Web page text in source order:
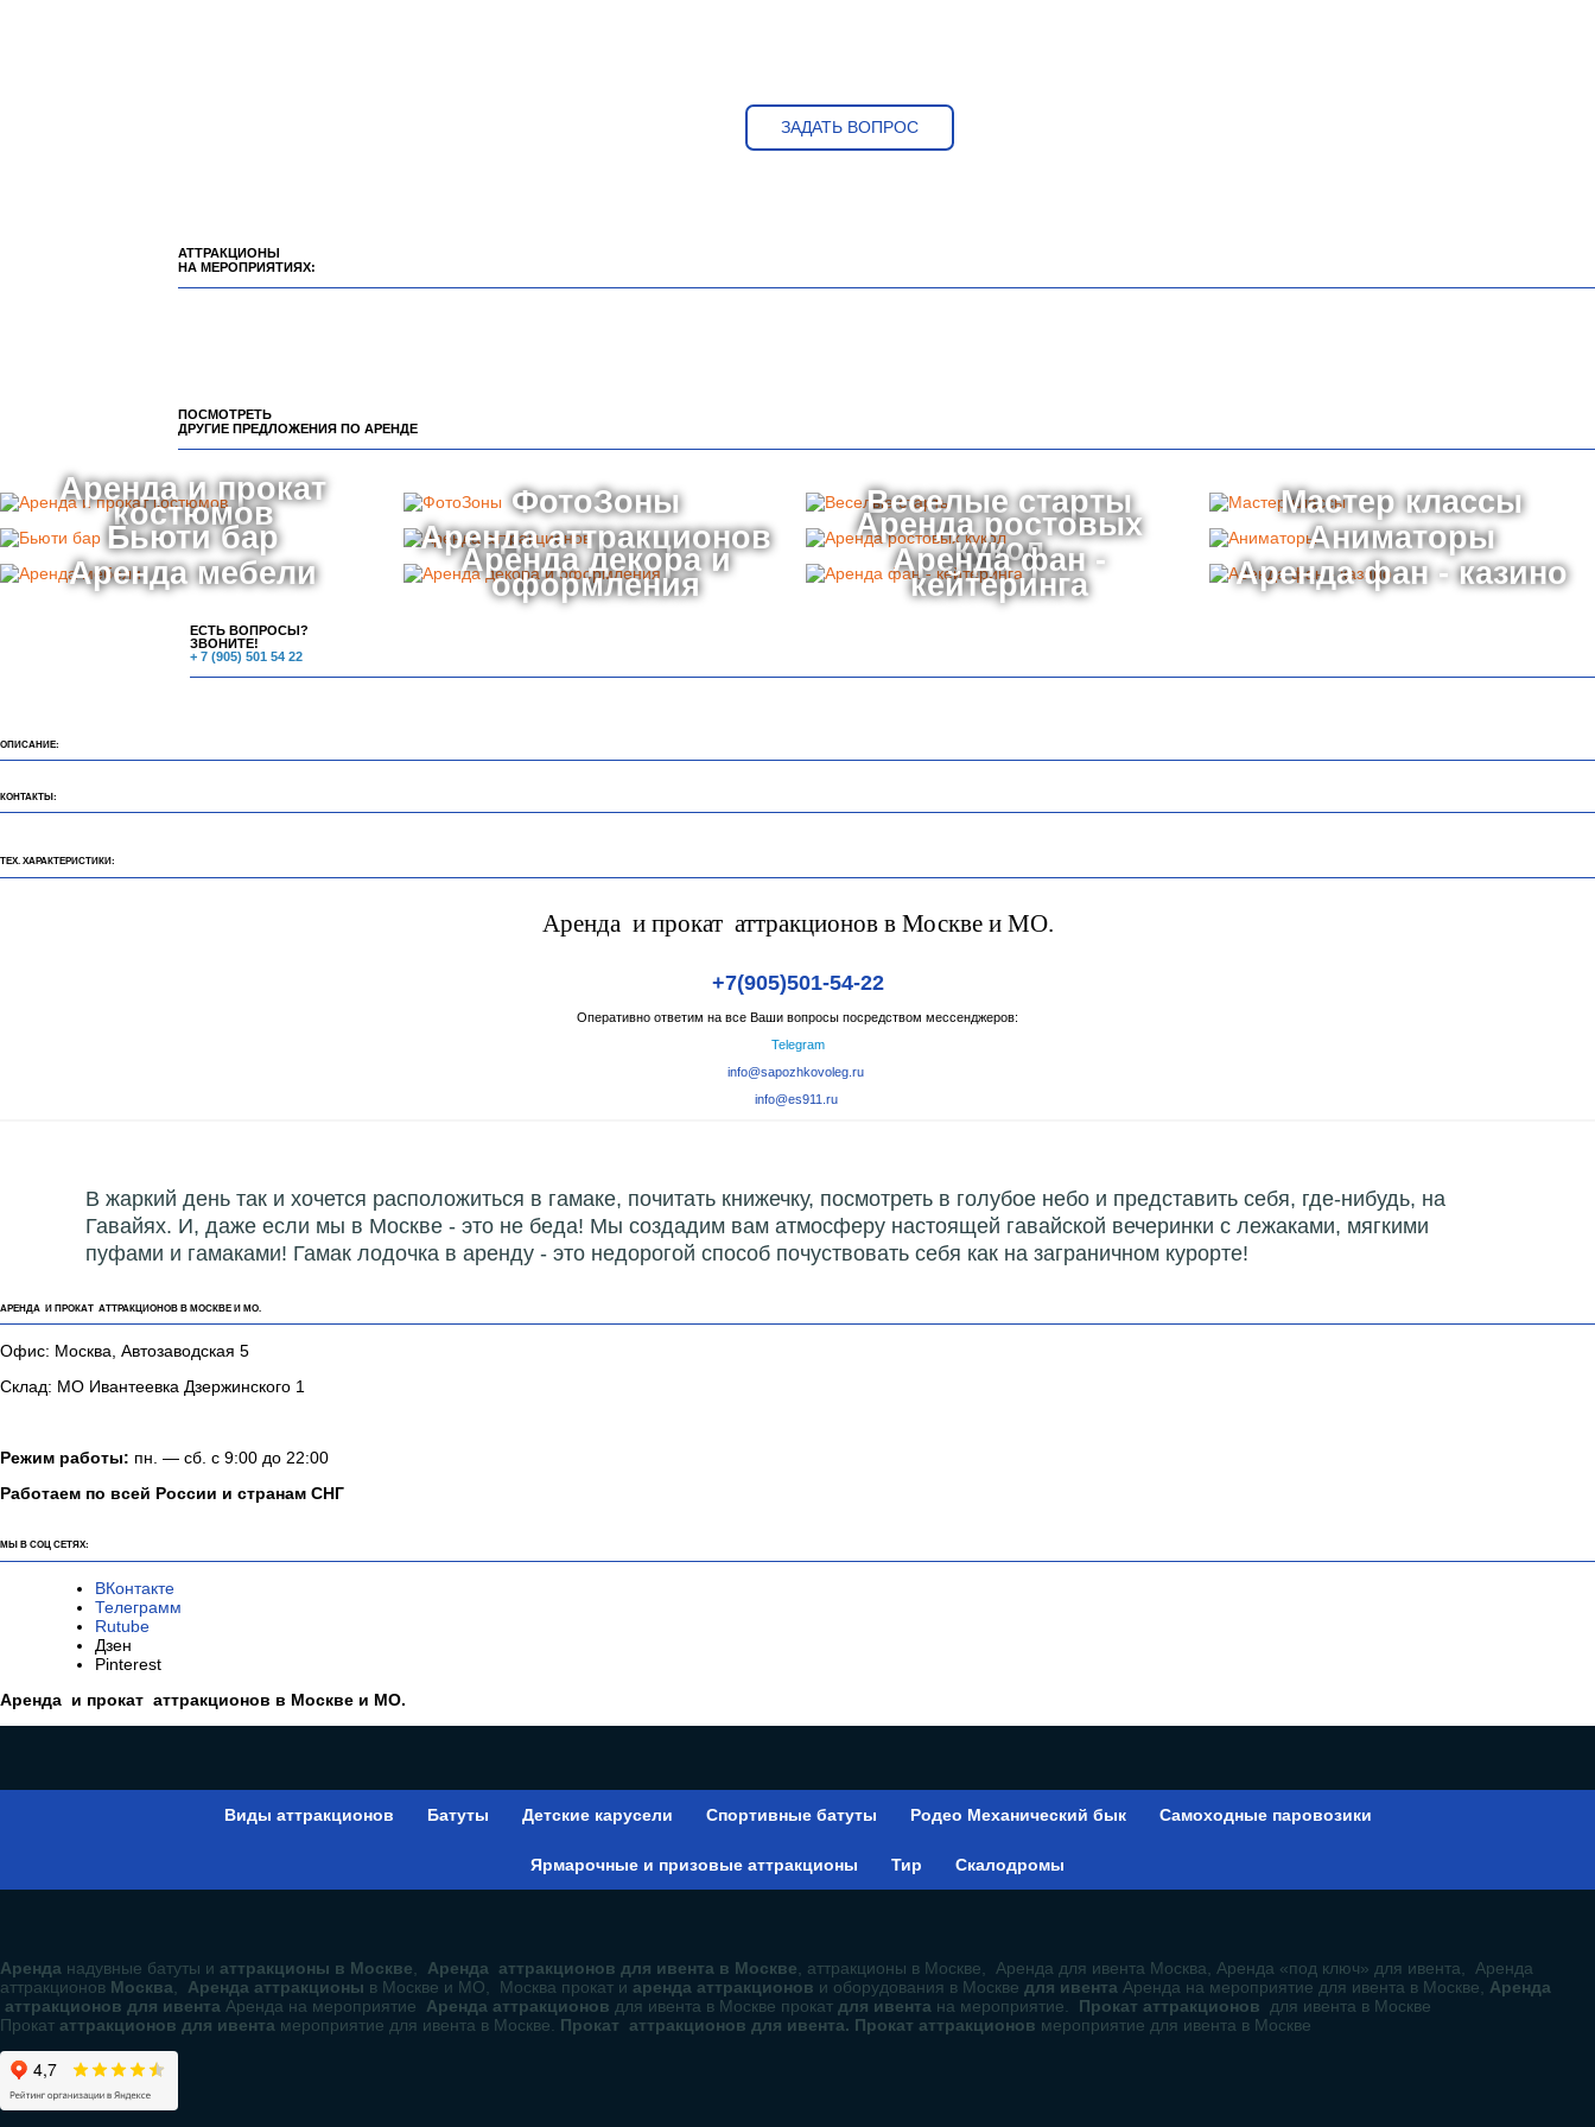
ЗАДАТЬ ВОПРОС
АТТРАКЦИОНЫ
НА МЕРОПРИЯТИЯХ:
ПОСМОТРЕТЬ
ДРУГИЕ ПРЕДЛОЖЕНИЯ ПО АРЕНДЕ
Аренда и прокат
костюмов ФотоЗоны Веселые старты
Мастер классы
Бьюти бар
Аренда аттракционов Аренда ростовых
кукол
Аниматоры
Аренда мебели
Аренда декора и
оформления
Аренда фан -
кейтеринга Аренда фан - казино
ЕСТЬ ВОПРОСЫ?
ЗВОНИТЕ!
+ 7 (905) 501 54 22
ОПИСАНИЕ:
КОНТАКТЫ:
ТЕХ. ХАРАКТЕРИСТИКИ:
Аренда и прокат аттракционов в Москве и МО.
+7(905)501-54-22
Оперативно ответим на все Ваши вопросы посредством мессенджеров:
Telegram
info@sapozhkovoleg.ru
info@es911.ru
В жаркий день так и хочется расположиться в гамаке, почитать книжечку, посмотреть в голубое небо и представить себя, где-нибудь, на
Гавайях. И, даже если мы в Москве - это не беда! Мы создадим вам атмосферу настоящей гавайской вечеринки с лежаками, мягкими
пуфами и гамаками! Гамак лодочка в аренду - это недорогой способ почуствовать себя как на заграничном курорте!
АРЕНДА И ПРОКАТ АТТРАКЦИОНОВ В МОСКВЕ И МО.
Офис: Москва, Автозаводская 5
Склад: МО Ивантеевка Дзержинского 1
Режим работы: пн. — сб. с 9:00 до 22:00
Работаем по всей России и странам СНГ
МЫ В СОЦ СЕТЯХ:
ВКонтакте
Телеграмм
Rutube
Дзен
Pinterest
Аренда и прокат аттракционов в Москве и МО.
Виды аттракционов Батуты Детские карусели Спортивные батуты Родео Механический бык Самоходные паровозики
Ярмарочные и призовые аттракционы Тир Скалодромы
Аренда надувные батуты и аттракционы в Москве Аренда аттракционов для ивента в Москве , аттракционы в Москве, Аренда для ивента Москва, Аренда «под ключ» для ивента, Аренда
аттракционов Москва Аренда аттракционы в Москве и МО, Москва прокат и аренда аттракционов и оборудования в Москве для ивента Аренда на мероприятие для ивента в Москве, Аренда
аттракционов для ивента Аренда на мероприятие Аренда аттракционов для ивента в Москве прокат для ивента на мероприятие. Прокат аттракционов для ивента в Москве
Прокат аттракционов для ивента мероприятие для ивента в Москве. Прокат аттракционов для ивента. Прокат аттракционов мероприятие для ивента в Москве